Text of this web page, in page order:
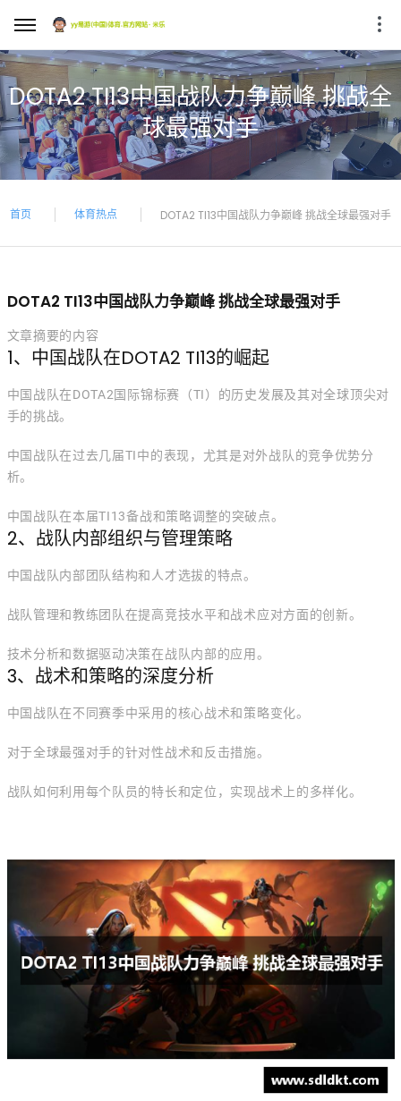
DOTA2 TI13中国战队力争巅峰 挑战全
球最强对手
首页 体育热点 DOTA2 TI13中国战队力争巅峰 挑战全球最强对手
DOTA2 TI13中国战队力争巅峰 挑战全球最强对手
文章摘要的内容
1、中国战队在DOTA2 TI13的崛起
中国战队在DOTA2国际锦标赛（TI）的历史发展及其对全球顶尖对
手的挑战。
中国战队在过去几届TI中的表现，尤其是对外战队的竞争优势分
析。
中国战队在本届TI13备战和策略调整的突破点。
2、战队内部组织与管理策略
中国战队内部团队结构和人才选拔的特点。
战队管理和教练团队在提高竞技水平和战术应对方面的创新。
技术分析和数据驱动决策在战队内部的应用。
3、战术和策略的深度分析
中国战队在不同赛季中采用的核心战术和策略变化。
对于全球最强对手的针对性战术和反击措施。
战队如何利用每个队员的特长和定位，实现战术上的多样化。